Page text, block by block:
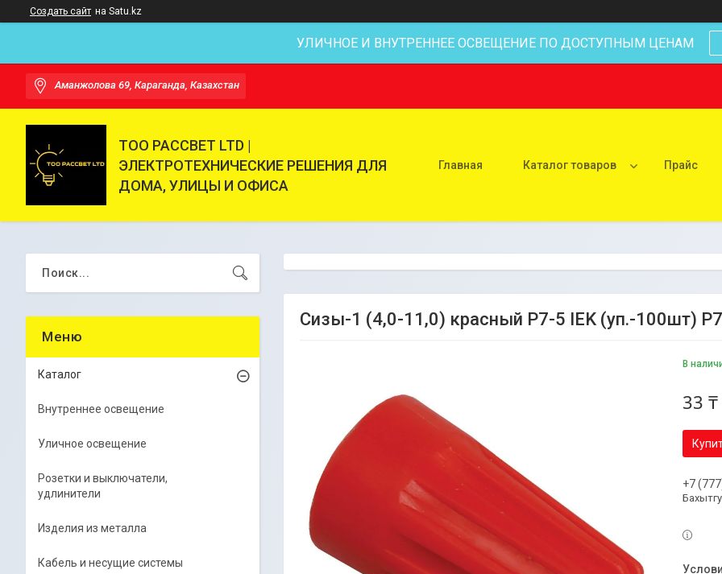
Создать сайт на Satu.kz
УЛИЧНОЕ И ВНУТРЕННЕЕ ОСВЕЩЕНИЕ ПО ДОСТУПНЫМ ЦЕНАМ
Аманжолова 69, Караганда, Казахстан
ТОО РАССВЕТ LTD |
ЭЛЕКТРОТЕХНИЧЕСКИЕ РЕШЕНИЯ ДЛЯ
ДОМА, УЛИЦЫ И ОФИСА
Главная Каталог товаров Прайс
Сизы-1 (4,0-11,0) красный P7-5 IEK (уп.-100шт)
В
33 ₸
+7
Каталог
Внутреннее освещение
Уличное освещение
Розетки и выключатели,
удлинители
Изделия из металла
Кабель и несущие системы